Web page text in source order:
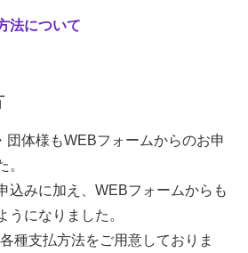
法について
団体様もWEBフォームからのお申
。
込みに加え、WEBフォームからも
うになりました。
種支払方法をご用意しておりま